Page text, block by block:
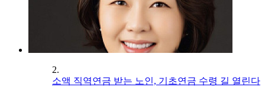
2.
소액 직역연금 받는 노인, 기초연금 수령 길 열린다